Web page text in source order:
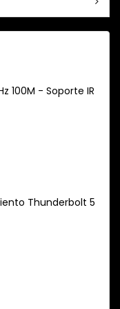
100M - Soporte IR
Thunderbolt 5